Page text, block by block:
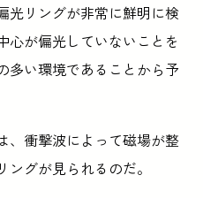
光リングが非常に鮮明に検
心が偏光していないことを
多い環境であることから予
、衝撃波によって磁場が整
グが見られるのだ。